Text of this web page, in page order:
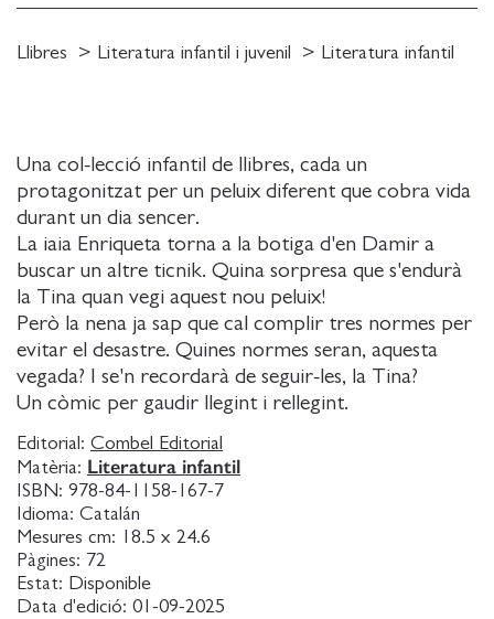
Una col-lecció infantil de llibres, cada un
protagonitzat per un peluix diferent que cobra vida
durant un dia sencer.
La iaia Enriqueta torna a la botiga d'en Damir a
buscar un altre ticnik. Quina sorpresa que s'endurà
la Tina quan vegi aquest nou peluix!
Però la nena ja sap que cal complir tres normes per
evitar el desastre. Quines normes seran, aquesta
vegada? I se'n recordarà de seguir-les, la Tina?
Un còmic per gaudir llegint i rellegint.
Editorial: Combel Editorial
Matèria: Literatura infantil
ISBN: 978-84-1158-167-7
Idioma: Catalán
Mesures cm:
18.5 x 24.6
Pàgines: 72
Estat: Disponible
Data d'edició: 01-09-2025
Llibres Literatura infantil i juvenil Literatura infantil